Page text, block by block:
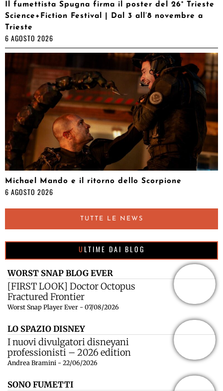
Il fumettista Spugna firma il poster del 26° Trieste
Science+Fiction Festival | Dal 3 all’8 novembre a
Trieste
6 AGOSTO 2026
Michael Mando e il ritorno dello Scorpione
6 AGOSTO 2026
TUTTE LE NEWS
ULTIME DAI BLOG
WORST SNAP BLOG EVER
[FIRST LOOK] Doctor Octopus
Fractured Frontier
Worst Snap Player Ever - 07/08/2026
LO SPAZIO DISNEY
I nuovi divulgatori disneyani
professionisti – 2026 edition
Andrea Bramini - 22/06/2026
SONO FUMETTI